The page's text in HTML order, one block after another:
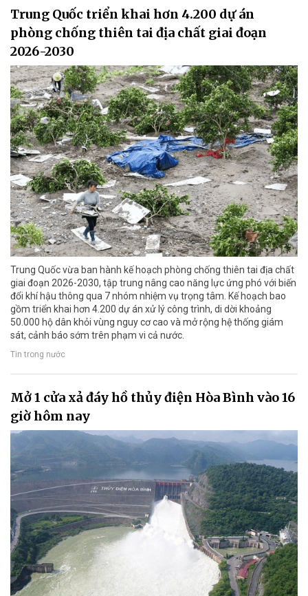
Trung Quốc triển khai hơn 4.200 dự án
phòng chống thiên tai địa chất giai đoạn
2026-2030
Trung Quốc vừa ban hành kế hoạch phòng chống thiên tai địa chất
giai đoạn 2026-2030, tập trung nâng cao năng lực ứng phó với biến
đổi khí hậu thông qua 7 nhóm nhiệm vụ trọng tâm. Kế hoạch bao
gồm triển khai hơn 4.200 dự án xử lý công trình, di dời khoảng
50.000 hộ dân khỏi vùng nguy cơ cao và mở rộng hệ thống giám
sát, cảnh báo sớm trên phạm vi cả nước.
Tin trong nước
Mở 1 cửa xả đáy hồ thủy điện Hòa Bình vào 16
giờ hôm nay